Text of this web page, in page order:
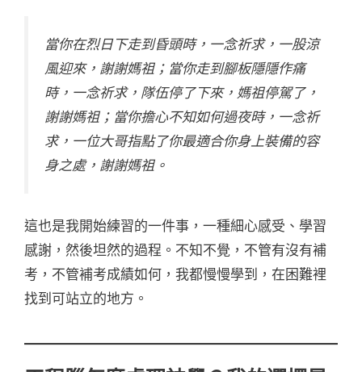
當你在烈日下走到昏頭時，一念祈求，一股涼
風迎來，謝謝媽祖；當你走到腳板隱隱作痛
時，一念祈求，隊伍停了下來，媽祖停駕了，
謝謝媽祖；當你擔心不知如何過夜時，一念祈
求，一位大哥指點了你最適合你身上裝備的容
身之處，謝謝媽祖。
這也是我開始練習的一件事，一種細心感受、學習
感謝，然後坦然的過程。不知不覺，不管有沒有補
考，不管補考成績如何，我都慢慢學到，在困難裡
找到可站立的地方。